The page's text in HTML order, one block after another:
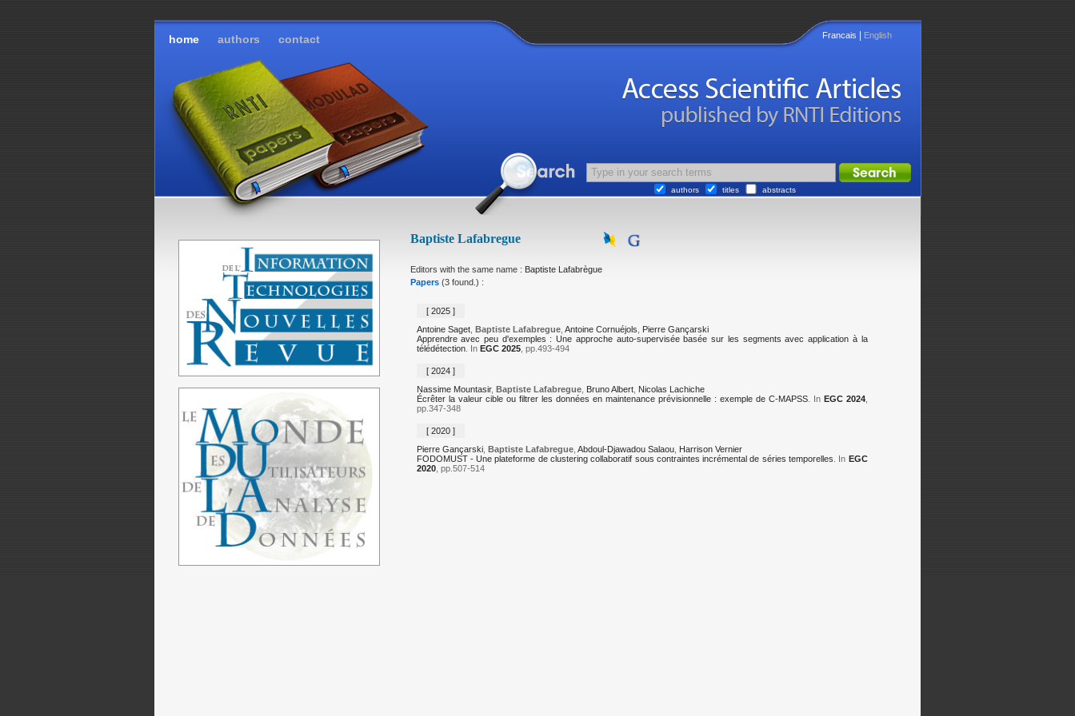
home authors contact Francais English
authors titles abstracts
Baptiste Lafabregue
Editors with the same name : Baptiste Lafabrègue
Papers (3 found.) :
[ 2025 ]
Antoine Saget, Baptiste Lafabregue, Antoine Cornuéjols
Pierre Gançarski
Apprendre avec peu d'exemples : Une approche auto-supervisée basée sur les segments avec application à la
télédétection. In EGC 2025, pp.493-494
[ 2024 ]
Nassime Mountasir, Baptiste Lafabregue, Bruno Albert, Nicolas Lachiche
Écrêter la valeur cible ou filtrer les données en maintenance prévisionnelle : exemple de C-MAPSS. In EGC 2024,
pp.347-348
[ 2020 ]
Pierre Gançarski, Baptiste Lafabregue, Abdoul-Djawadou Salaou, Harrison Vernier
FODOMUST - Une plateforme de clustering collaboratif sous contraintes incrémental de séries temporelles . In EGC
2020, pp.507-514